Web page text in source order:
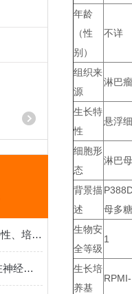
4T1 （小鼠乳腺癌细胞）特性、培养与应用
BV2 （小鼠小胶质细胞）在神经科学研究中的原理与应用
年龄
（性
别）
不详
组织来
源
淋巴瘤
生长特
性
悬浮
细胞形
态
淋巴
背景描
述
母多
生物安
全等级
1
生长培
养基